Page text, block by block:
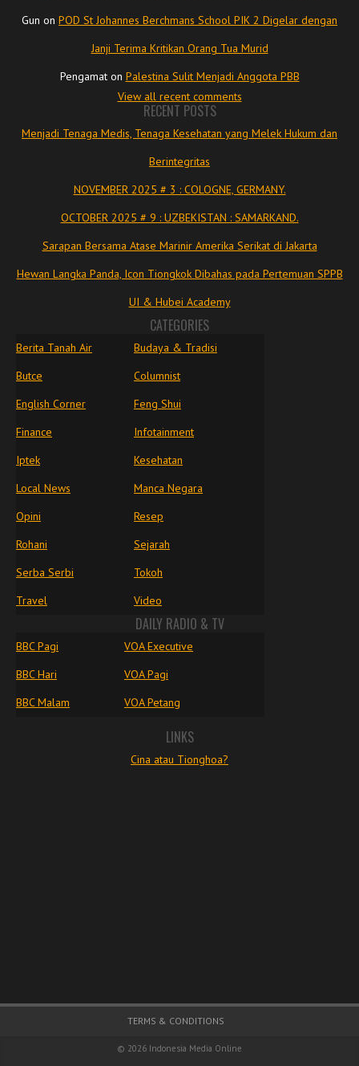
Gun on POD St Johannes Berchmans School PIK 2 Digelar dengan
Janji Terima Kritikan Orang Tua Murid
Pengamaton Palestina Sulit Menjadi Anggota PBB
View all recent comments
RECENT POSTS
Menjadi Tenaga Medis, Tenaga Kesehatan yang Melek Hukum dan
Berintegritas
NOVEMBER 2025 # 3 : COLOGNE, GERMANY.
OCTOBER 2025 # 9 : UZBEKISTAN : SAMARKAND.
Sarapan Bersama Atase Marinir Amerika Serikat di Jakarta
Hewan Langka Panda, Icon Tiongkok Dibahas pada Pertemuan SPPB
UI & Hubei Academy
CATEGORIES
Berita Tanah Air
Budaya & Tradisi
Butce
Columnist
English Corner
Feng Shui
Finance
Infotainment
Iptek
Kesehatan
Local News
Manca Negara
Opini
Resep
Rohani
Sejarah
Serba Serbi
Tokoh
Travel
Video
DAILY RADIO & TV
BBC Pagi
VOA Executive
BBC Hari
VOA Pagi
BBC Malam
VOA Petang
LINKS
Cina atau Tionghoa?
TERMS & CONDITIONS
© 2026 Indonesia Media Online